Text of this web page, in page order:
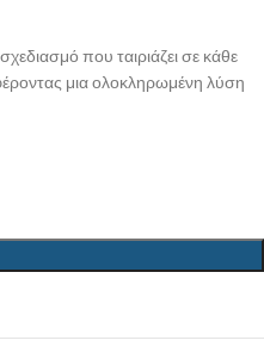
που ταιριάζει σε κάθε
μια ολοκληρωμένη λύση